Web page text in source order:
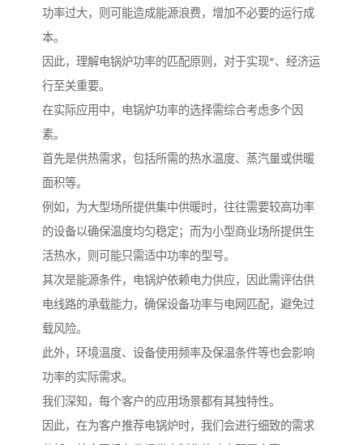
功率过大，则可能造成能源浪费，增加不必要的运行成
本。
因此，理解电锅炉功率的匹配原则，对于实现*、经济运
行至关重要。
在实际应用中，电锅炉功率的选择需综合考虑多个因
素。
首先是供热需求，包括所需的热水温度、蒸汽量或供暖
面积等。
例如，为大型场所提供集中供暖时，往往需要较高功率
的设备以确保温度均匀稳定；而为小型商业场所提供生
活热水，则可能只需适中功率的型号。
其次是能源条件，电锅炉依赖电力供应，因此需评估供
电线路的承载能力，确保设备功率与电网匹配，避免过
载风险。
此外，环境温度、设备使用频率及保温条件等也会影响
功率的实际需求。
我们深知，每个客户的应用场景都有其独特性。
因此，在为客户推荐电锅炉时，我们会进行细致的需求